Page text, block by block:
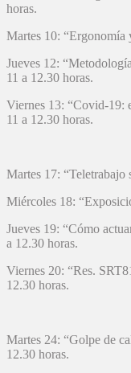
horas.
Martes 10: “Ergonomía
Jueves 12:
11 a 12.30 horas.
Viernes 13: “Covid-19:
11 a 12.30 horas.
Martes 17: “Teletrabajo
Miércoles 18:
Jueves 19: “Cómo
a 12.30 horas.
Viernes 20: “Res.
12.30 horas.
Martes 24: “Golpe de
12.30 horas.